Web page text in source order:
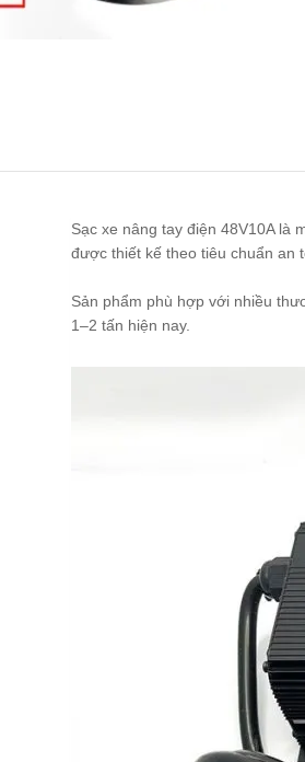
Sạc xe nâng tay điện 48V10A là
được thiết kế theo tiêu chuẩn an
Sản phẩm phù hợp với nhiều
1–2 tấn hiện nay.